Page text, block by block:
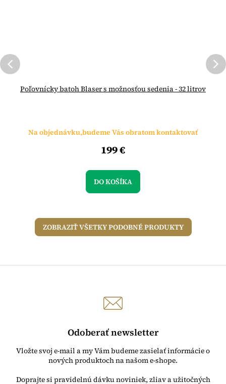
Poľovnícky batoh Blaser s možnosťou sedenia - 32 litrov
Na objednávku,budeme Vás obratom kontaktovať
199 €
DO KOŠÍKA
ZOBRAZIŤ VŠETKY PODOBNÉ PRODUKTY
Odoberať newsletter
Vložte svoj e-mail a my Vám budeme zasielať informácie o
nových produktoch na našom e-shope.